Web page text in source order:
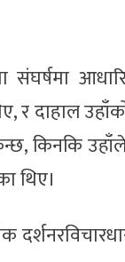
र दाहाल
किनकि उहाँले
थिए।